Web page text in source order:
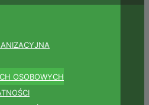
OSOBOWYCH